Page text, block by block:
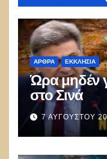
ΑΡΘΡΑ ΕΚΚΛΗΣΊΑ
Ώρα μηδέν
στο Σινά
7 ΑΥΓΟΎΣΤΟΥ